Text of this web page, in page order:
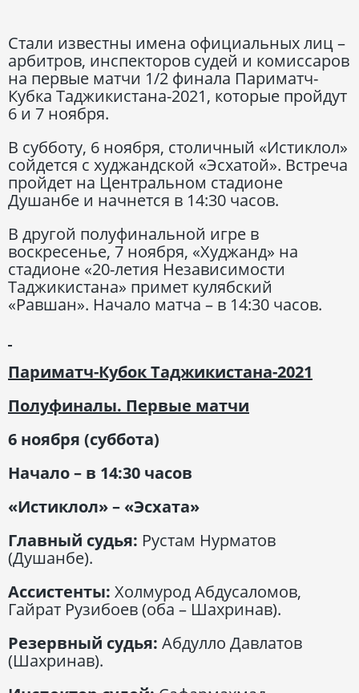
Стали известны имена официальных лиц –
арбитров, инспекторов судей и комиссаров
на первые матчи 1/2 финала Париматч-
Кубка Таджикистана-2021, которые пройдут
6 и 7 ноября.
В субботу, 6 ноября, столичный «Истиклол»
сойдется с худжандской «Эсхатой». Встреча
пройдет на Центральном стадионе
Душанбе и начнется в 14:30 часов.
В другой полуфинальной игре в
воскресенье, 7 ноября, «Худжанд» на
стадионе «20-летия Независимости
Таджикистана» примет кулябский
«Равшан». Начало матча – в 14:30 часов.
Париматч-Кубок Таджикистана-2021
Полуфиналы. Первые матчи
6 ноября (суббота)
Начало – в 14:30 часов
«Истиклол» – «Эсхата»
Главный судья: Рустам Нурматов
(Душанбе).
Ассистенты: Холмурод Абдусаломов,
Гайрат Рузибоев (оба – Шахринав).
Резервный судья: Абдулло Давлатов
(Шахринав).